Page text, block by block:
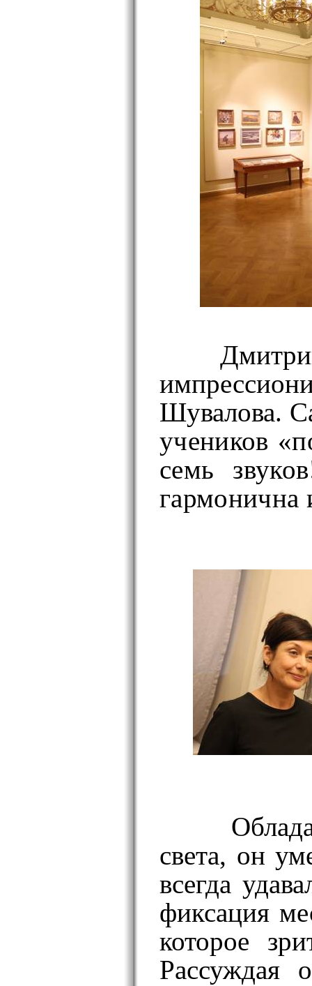
Шувалова.
учеников
семь
гармонична
света, он
всегда
фиксация
которое
Рассуждая